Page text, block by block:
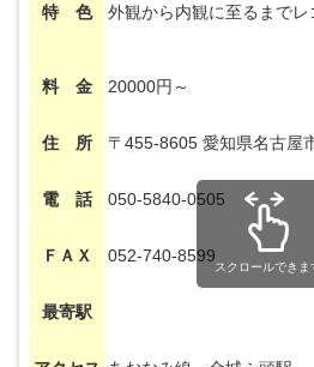
特 色 外観から内観に至るまで
料 金 20000円～
住 所 〒455-8605 愛知県名古屋
電 話 050-5840-0505
ＦＡＸ 052-740-8599
最寄駅
スクロールできま